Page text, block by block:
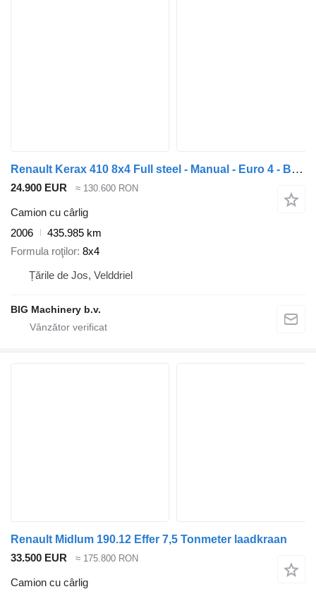
Renault Kerax 410 8x4 Full steel - Manual - Euro 4 - Big axles
24.900 EUR ≈ 130.600 RON
Camion cu cârlig
2006
435.985 km
Formula roţilor 8x4
Țările de Jos, Velddriel
BIG Machinery b.v.
Renault Midlum 190.12 Effer 7,5 Tonmeter laadkraan
33.500 EUR
≈ 175.800 RON
Camion cu cârlig